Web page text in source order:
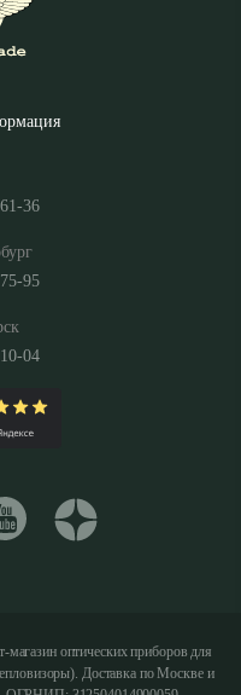
36
95
04
оптических приборов для
Доставка по Москве и